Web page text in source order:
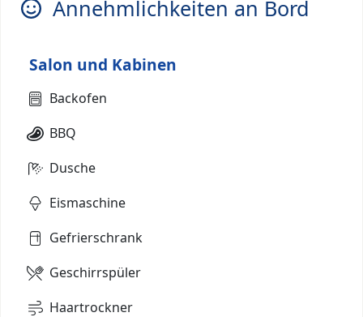
Annehmlichkeiten an Bord
Salon und Kabinen
Backofen
BBQ
Dusche
Eismaschine
Gefrierschrank
Geschirrspüler
Haartrockner